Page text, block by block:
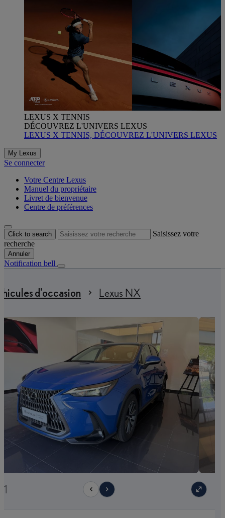
LEXUS X TENNIS
DÉCOUVREZ L'UNIVERS LEXUS
LEXUS X TENNIS, DÉCOUVREZ L'UNIVERS LEXUS
My Lexus
Se connecter
Votre Centre Lexus
Manuel du propriétaire
Livret de bienvenue
Centre de préférences
Click to search
Saisissez votre
recherche
Annuler
Notification bell
d'occasion Lexus NX